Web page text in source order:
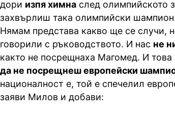
дори изпя химна след олимпийското
захвърлиш така олимпийски
Нямам представа какво ще се случи,
говорили с ръководството. И нас не
както не посрещнаха Магомед. И
да не посрещнеш европейски
националност е, той е спечелил
заяви Милов и добави: